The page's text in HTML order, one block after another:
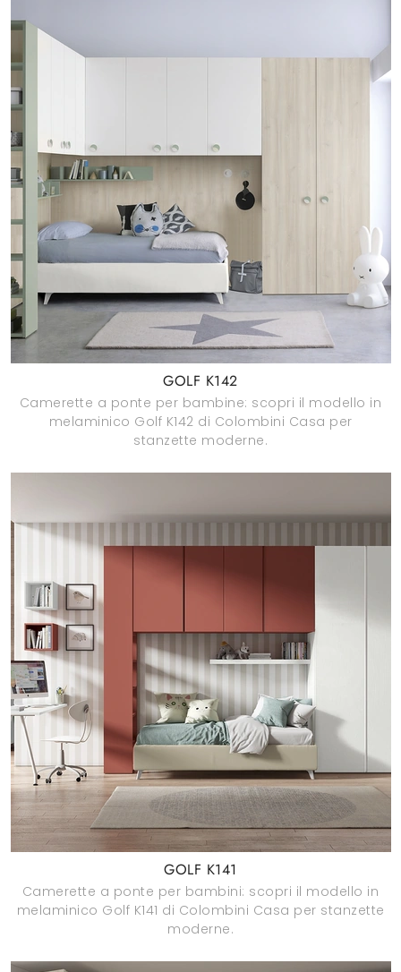
GOLF K142
Camerette a ponte per bambine: scopri il modello in
melaminico Golf K142 di Colombini Casa per
stanzette moderne.
GOLF K141
Camerette a ponte per bambini: scopri il modello in
melaminico Golf K141 di Colombini Casa per stanzette
moderne.